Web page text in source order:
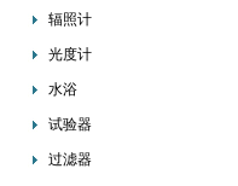
辐照计
光度计
水浴
试验器
过滤器